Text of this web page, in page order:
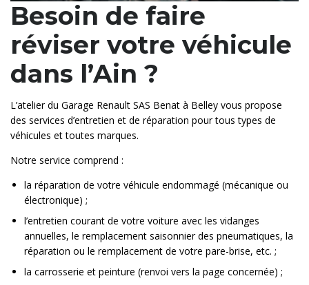
Besoin de faire
réviser votre véhicule
dans l’Ain ?
L’atelier du Garage Renault SAS Benat à Belley vous propose
des services d’entretien et de réparation pour tous types de
véhicules et toutes marques.
Notre service comprend :
la réparation de votre véhicule endommagé (mécanique ou
électronique) ;
l’entretien courant de votre voiture avec les vidanges
annuelles, le remplacement saisonnier des pneumatiques, la
réparation ou le remplacement de votre pare-brise, etc. ;
la carrosserie et peinture (renvoi vers la page concernée) ;